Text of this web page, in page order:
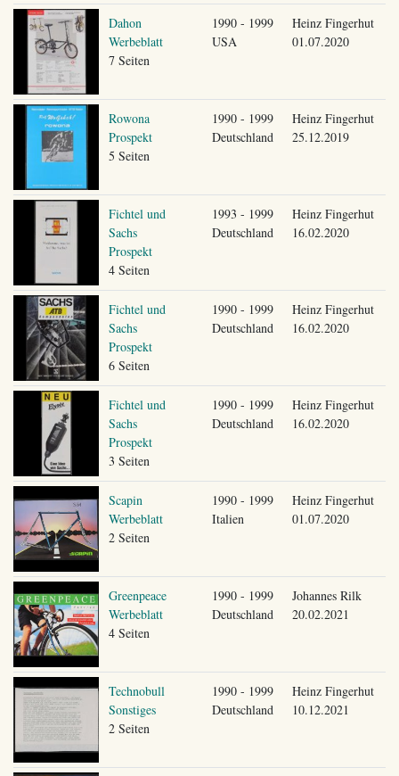
Dahon
Werbeblatt
7 Seiten
1990 - 1999
USA
Heinz Fingerhut
01.07.2020
Rowona
Prospekt
5 Seiten
1990 - 1999
Deutschland
Heinz Fingerhut
25.12.2019
Fichtel und
Sachs
Prospekt
4 Seiten
1993 - 1999
Deutschland
Heinz Fingerhut
16.02.2020
Fichtel und
Sachs
Prospekt
6 Seiten
1990 - 1999
Deutschland
Heinz Fingerhut
16.02.2020
Fichtel und
Sachs
Prospekt
3 Seiten
1990 - 1999
Deutschland
Heinz Fingerhut
16.02.2020
Scapin
Werbeblatt
2 Seiten
1990 - 1999
Italien
Heinz Fingerhut
01.07.2020
Greenpeace
Werbeblatt
4 Seiten
1990 - 1999
Deutschland
Johannes Rilk
20.02.2021
Technobull
Sonstiges
2 Seiten
1990 - 1999
Deutschland
Heinz Fingerhut
10.12.2021